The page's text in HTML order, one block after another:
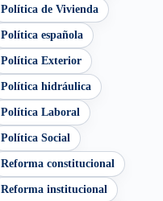
Política de Vivienda
Política española
Política Exterior
Política hidráulica
Política Laboral
Política Social
Reforma constitucional
Reforma institucional